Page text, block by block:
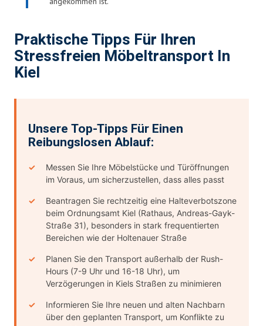
Praktische Tipps Für Ihren
Stressfreien Möbeltransport In
Kiel
Unsere Top-Tipps Für Einen
Reibungslosen Ablauf:
Messen Sie Ihre Möbelstücke und Türöffnungen
im Voraus, um sicherzustellen, dass alles passt
Beantragen Sie rechtzeitig eine Halteverbotszone
beim Ordnungsamt Kiel (Rathaus, Andreas-Gayk-
Straße 31), besonders in stark frequentierten
Bereichen wie der Holtenauer Straße
Planen Sie den Transport außerhalb der Rush-
Hours (7-9 Uhr und 16-18 Uhr), um
Verzögerungen in Kiels Straßen zu minimieren
Informieren Sie Ihre neuen und alten Nachbarn
über den geplanten Transport, um Konflikte zu